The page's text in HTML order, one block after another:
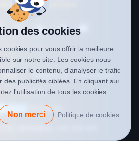
CGV Politique de confidentialité
Cookies
des cookies
cookies pour vous offrir la meilleure
sur notre site. Les cookies nous
le contenu, d'analyser le trafic
des publicités ciblées. En cliquant sur
l'utilisation de tous les cookies.
Non merci Politique de cookies